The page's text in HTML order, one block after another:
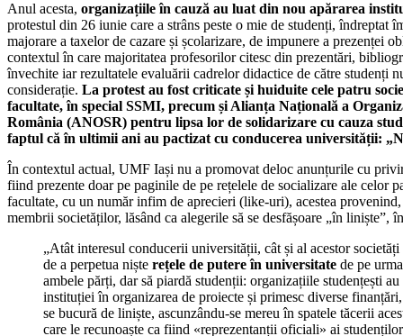
Anul acesta, organizațiile în cauză au luat din nou apărarea
protestul din 26 iunie care a strâns peste o mie de studenți, îndreptat
majorare a taxelor de cazare și școlarizare, de impunere a prezenței
contextul în care majoritatea profesorilor citesc din prezentări,
învechite iar rezultatele evaluării cadrelor didactice de către studenți
considerație. La protest au fost criticate și huiduite cele patru
facultate, în special SSMI, precum și Alianța Națională a
România (ANOSR) pentru lipsa lor de solidarizare cu cauza
faptul că în ultimii ani au pactizat cu conducerea universității:
În contextul actual, UMF Iași nu a promovat deloc anunțurile cu
fiind prezente doar pe paginile de pe rețelele de socializare ale celor
facultate, cu un număr infim de aprecieri (like-uri), acestea
membrii societăților, lăsând ca alegerile să se desfășoare „în liniște”,
„Atât interesul conducerii universității, cât și al acestor societăți
de a perpetua niște rețele de putere în universitate de pe
ambele părți, dar să piardă studenții: organizațiile studențești
instituției în organizarea de proiecte și primesc diverse
se bucură de liniște, ascunzându-se mereu în spatele tăcerii
care le recunoaște ca fiind «reprezentanții oficiali» ai